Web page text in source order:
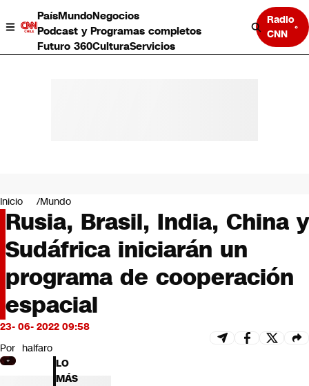
PaísMundoNegocios
Podcast y Programas completos
Futuro 360CulturaServicios
Radio
CNN
Negocios
Deportes
Programas completos
Cultura
Servicios
Bits
CNN Data
CNN tiempo
Futuro 360
Inicio Mundo
Rusia, Brasil, India, China y
Sudáfrica iniciarán un
programa de cooperación
espacial
23- 06- 2022 09:58
Por halfaro
LO
MÁS